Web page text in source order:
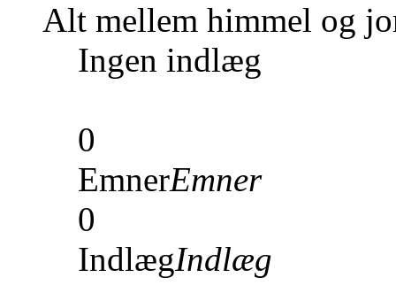
Alt mellem himmel og
Ingen indlæg
0
EmnerEmner
0
IndlægIndlæg